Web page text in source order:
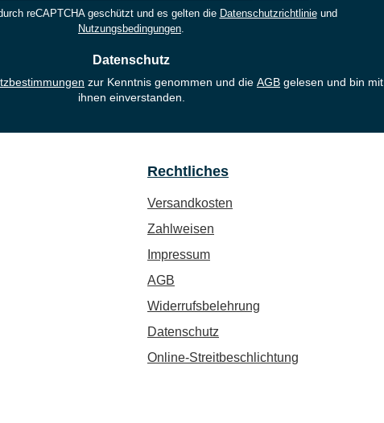
reCAPTCHA geschützt und es gelten die Datenschutzrichtlinieund
Nutzungsbedingungen
Datenschutz
zur Kenntnis genommen und die AGB gelesen und bin mit
ihnen einverstanden.
Rechtliches
Versandkosten
Zahlweisen
Impressum
AGB
Widerrufsbelehrung
Datenschutz
Online-Streitbeschlichtung